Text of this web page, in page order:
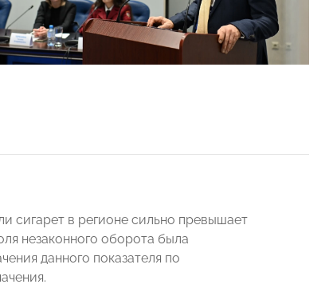
сигарет в регионе сильно превышает
незаконного оборота была
данного показателя по